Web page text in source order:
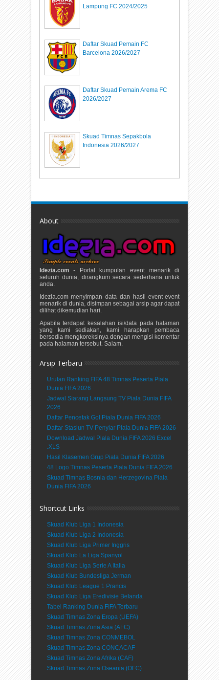
Lampung FC 2024/2025
Daftar Skuad Pemain FC
Barcelona 2026/2027
Daftar Skuad Pemain Arema FC
2026/2027
Skuad Timnas Sepakbola
Indonesia 2026/2027
About
Idezia.com - Portal kumpulan event menarik di
seluruh dunia, dirangkum secara sederhana untuk
anda.
Idezia.com menyimpan data dan hasil event-event
menarik di dunia, disimpan sebagai arsip agar dapat
dilihat dikemudian hari.
Apabila terdapat kesalahan isi/data pada halaman
yang kami sediakan, kami harapkan pembaca
bersedia mengkoreksinya dengan mengisi komentar
pada halaman tersebut. Salam.
Arsip Terbaru
Urutan Ranking FIFA 48 Timnas Peserta Piala
Dunia FIFA 2026
Jadwal Siarang Langsung TV Piala Dunia FIFA
2026
Daftar Pencetak Gol Piala Dunia FIFA 2026
Daftar Stasiun TV Penyiar Piala Dunia FIFA 2026
Download Jadwal Piala Dunia FIFA 2026 Excel
.XLS
Hasil Klasemen Grup Piala Dunia FIFA 2026
48 Logo Timnas Peserta Piala Dunia FIFA 2026
Skuad Timnas Bosnia dan Herzegovina Piala
Dunia FIFA 2026
Shortcut Links
Skuad Klub Liga 1 Indonesia
Skuad Klub Liga 2 Indonesia
Skuad Klub Liga Primer Inggris
Skuad Klub La Liga Spanyol
Skuad Klub Liga Serie A Italia
Skuad Klub Bundesliga Jerman
Skuad Klub League 1 Prancis
Skuad Klub Liga Eredivisie Belanda
Tabel Ranking Dunia FIFA Terbaru
Skuad Timnas Zona Eropa (UEFA)
Skuad Timnas Zona Asia (AFC)
Skuad Timnas Zona CONMEBOL
Skuad Timnas Zona CONCACAF
Skuad Timnas Zona Afrika (CAF)
Skuad Timnas Zona Oseania (OFC)